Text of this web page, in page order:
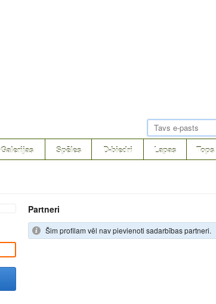
Galerijas Spēles D-biedri Lapas Tops
Partneri
Šim profilam vēl nav pievienoti sadarbības partneri.